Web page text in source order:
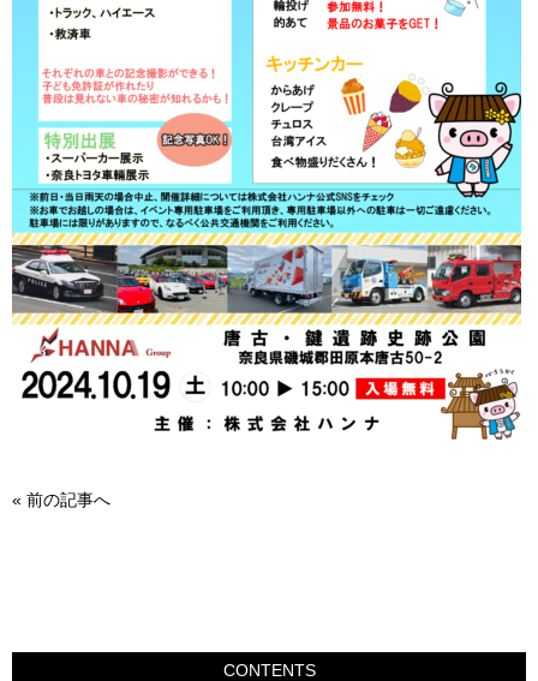
« 前の記事へ
CONTENTS